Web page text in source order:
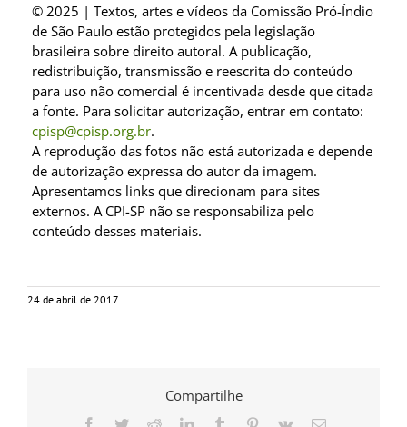
© 2025 | Textos, artes e vídeos da Comissão Pró-Índio
de São Paulo estão protegidos pela legislação
brasileira sobre direito autoral. A publicação,
redistribuição, transmissão e reescrita do conteúdo
para uso não comercial é incentivada desde que citada
a fonte. Para solicitar autorização, entrar em contato:
cpisp@cpisp.org.br.
A reprodução das fotos não está autorizada e depende
de autorização expressa do autor da imagem.
Apresentamos links que direcionam para sites
externos. A CPI-SP não se responsabiliza pelo
conteúdo desses materiais.
24 de abril de 2017
Compartilhe
Facebook
TwitterRedditLinkedInTumblr Pinterest
Vk E-